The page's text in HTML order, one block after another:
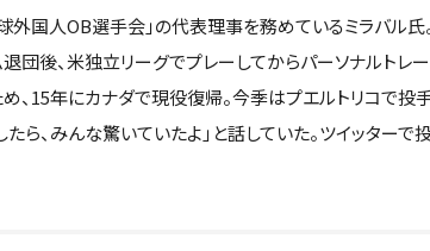
国人OB選手会」の代表理事を務めているミラバル氏
団後、米独立リーグでプレーしてからパーソナルトレ
、15年にカナダで現役復帰。今季はプエルトリコで投
ら、みんな驚いていたよ」と話していた。ツイッターで